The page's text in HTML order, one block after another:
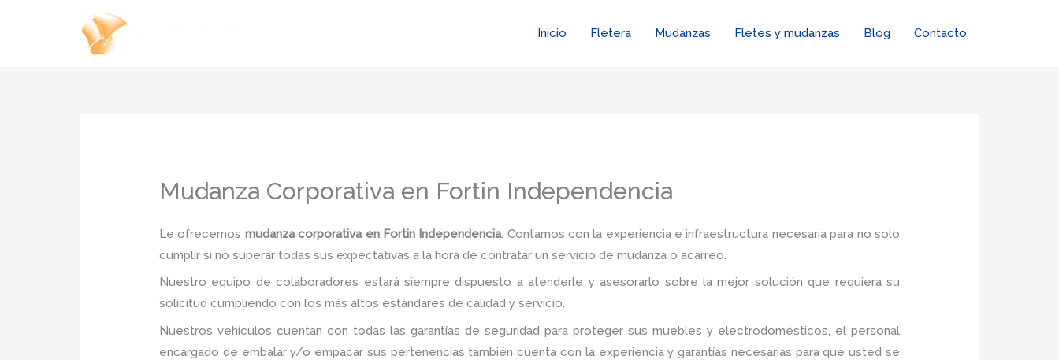
Inicio Fletera Mudanzas Fletes y mudanzas Blog Contacto
Mudanza Corporativa en Fortin Independencia
Le ofrecemos mudanza corporativa en Fortin Independencia. Contamos con la experiencia e infraestructura necesaria para no solo
cumplir si no superar todas sus expectativas a la hora de contratar un servicio de mudanza o acarreo.
Nuestro equipo de colaboradores estará siempre dispuesto a atenderle y asesorarlo sobre la mejor solución que requiera su
solicitud cumpliendo con los más altos estándares de calidad y servicio.
Nuestros vehículos cuentan con todas las garantías de seguridad para proteger sus muebles y electrodomésticos, el personal
encargado de embalar y/o empacar sus pertenencias también cuenta con la experiencia y garantías necesarias para que usted se